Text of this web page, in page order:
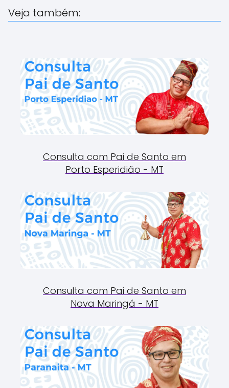
Veja também:
Consulta com Pai de Santo em
Porto Esperidião - MT
Consulta com Pai de Santo em
Nova Maringá - MT